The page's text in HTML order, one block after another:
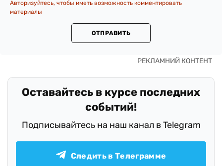
Авторизуйтесь, чтобы иметь возможность комментировать
материалы
ОТПРАВИТЬ
Оставайтесь в курсе последних
событий!
Подписывайтесь на наш канал в Telegram
Следить в Телеграмме